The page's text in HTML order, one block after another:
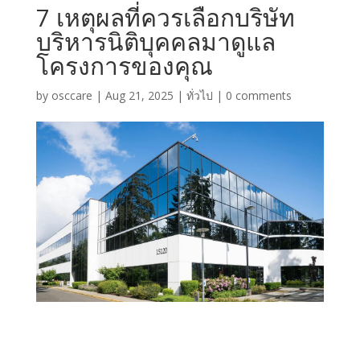
7 เหตุผลที่ควรเลือกบริษัท
บริหารนิติบุคคลมาดูแล
โครงการของคุณ
by osccare | Aug 21, 2025 | ทั่วไป | 0 comments